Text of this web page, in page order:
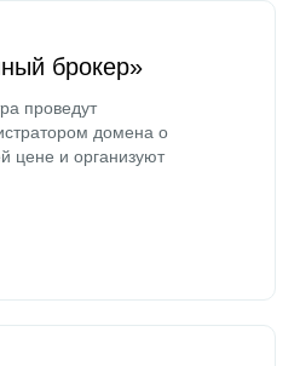
брокер»
проведут
домена о
цене и организуют